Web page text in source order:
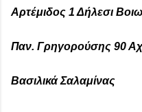
Αρτέμιδος 1 Δήλεσι
Παν. Γρηγορούσης 90
Βασιλικά